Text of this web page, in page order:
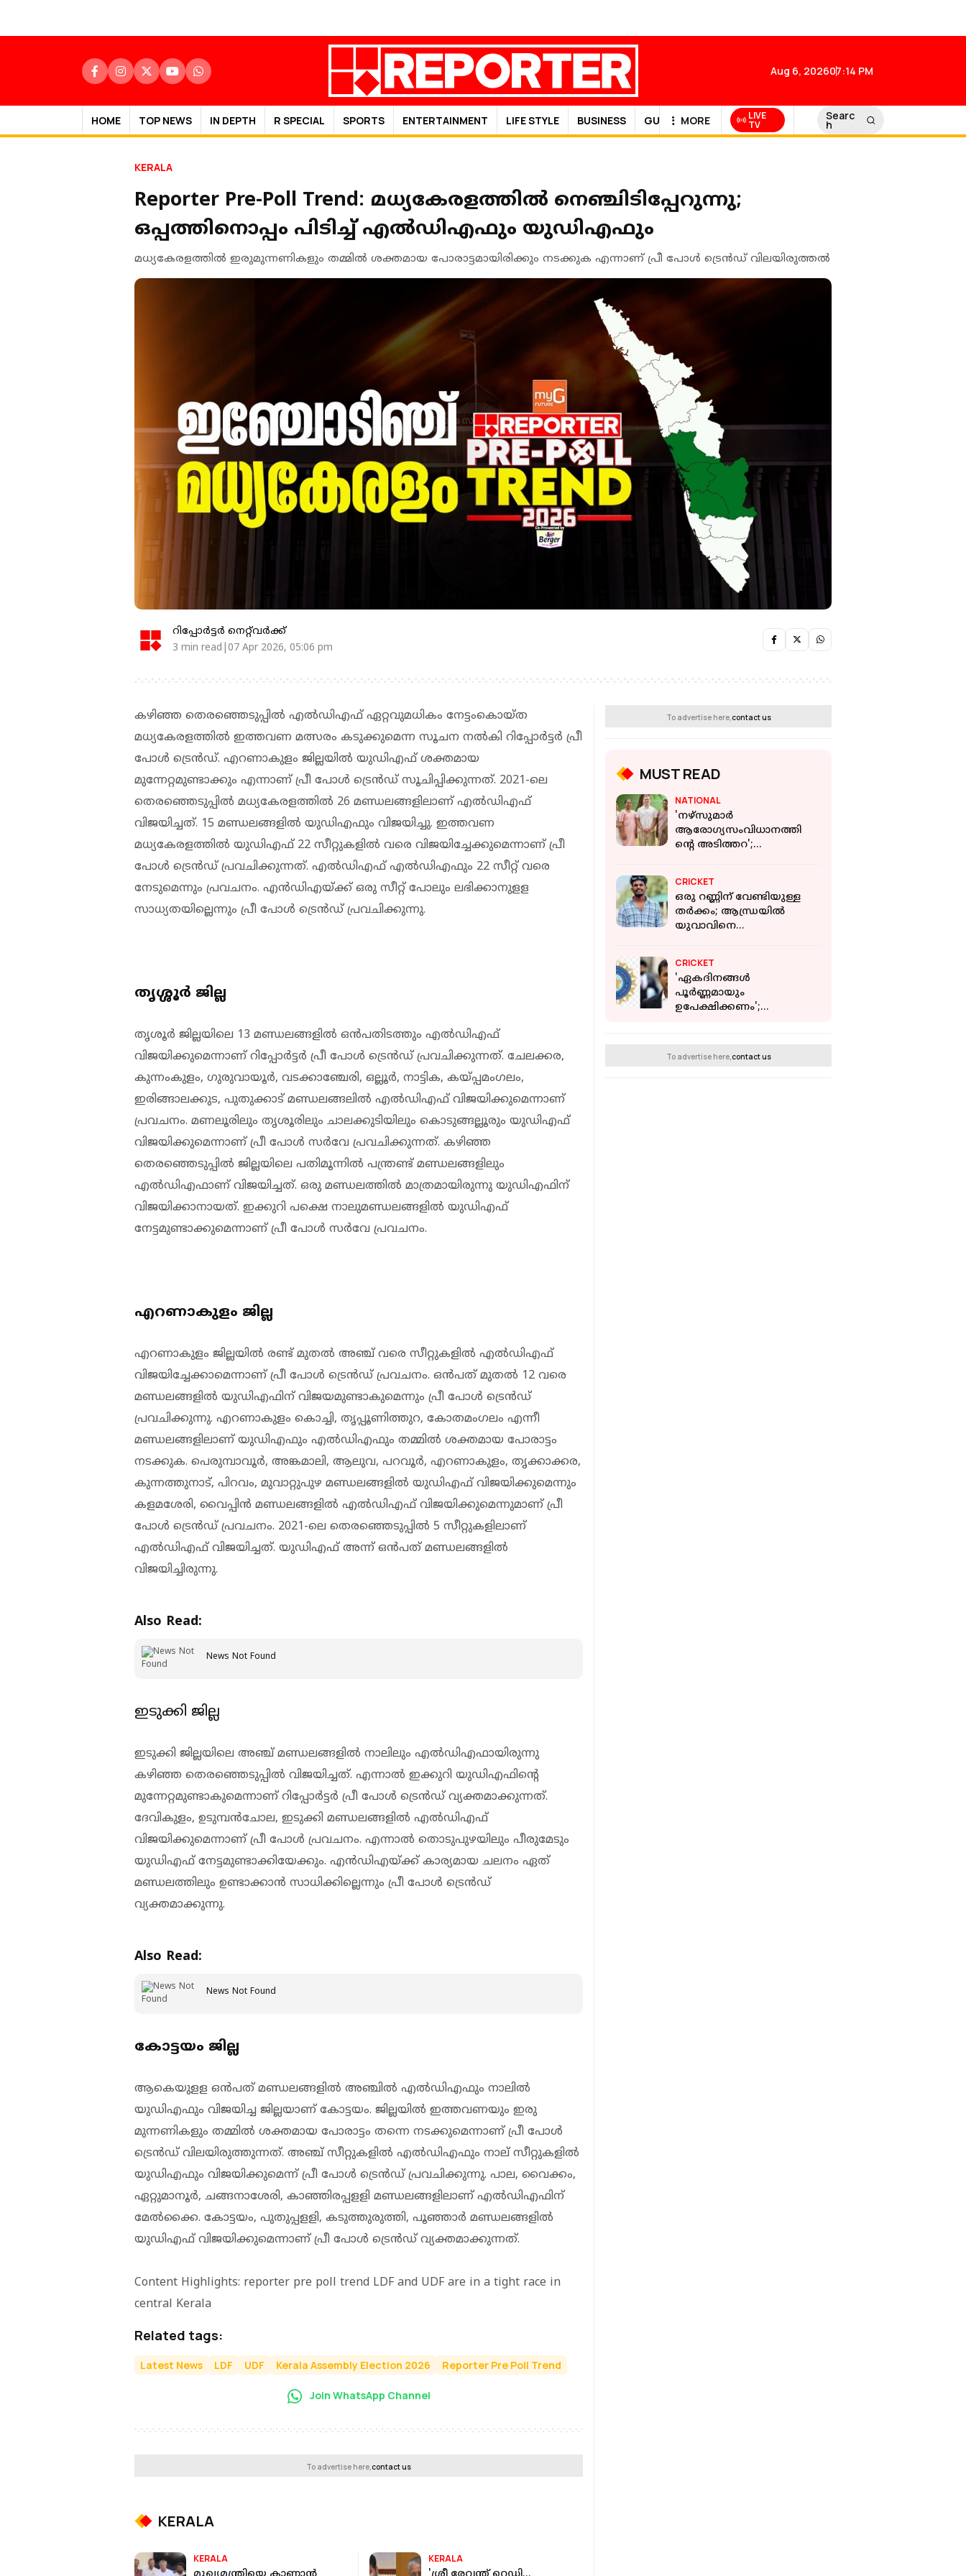
Aug 6, 202607:14 PM
HOME TOP NEWS IN DEPTH R SPECIAL SPORTS ENTERTAINMENT LIFE STYLE BUSINESS GULF NEWS
MORE LIVE
TV
Searc
h
KERALA
Reporter Pre-Poll Trend: മധ്യകേരളത്തിൽ നെഞ്ചിടിപ്പേറുന്നു;
ഒപ്പത്തിനൊപ്പം പിടിച്ച് എൽഡിഎഫും യുഡിഎഫും
മധ്യകേരളത്തിൽ ഇരുമുന്നണികളും തമ്മിൽ ശക്തമായ പോരാട്ടമായിരിക്കും നടക്കുക എന്നാണ് പ്രീ പോൾ ട്രെൻഡ് വിലയിരുത്തൽ
റിപ്പോർട്ടർ നെറ്റ്‌വര്‍ക്ക്‌
3 min read|07 Apr 2026, 05:06 pm
കഴിഞ്ഞ തെരഞ്ഞെടുപ്പില്‍ എല്‍ഡിഎഫ് ഏറ്റവുമധികം നേട്ടംകൊയ്ത
മധ്യകേരളത്തില്‍ ഇത്തവണ മത്സരം കടുക്കുമെന്ന സൂചന നല്‍കി റിപ്പോര്‍ട്ടര്‍ പ്രീ
പോള്‍ ട്രെന്‍ഡ്. എറണാകുളം ജില്ലയിൽ യുഡിഎഫ് ശക്തമായ
മുന്നേറ്റമുണ്ടാക്കും എന്നാണ് പ്രീ പോള്‍ ട്രെന്‍ഡ് സൂചിപ്പിക്കുന്നത്. 2021-ലെ
തെരഞ്ഞെടുപ്പില്‍ മധ്യകേരളത്തില്‍ 26 മണ്ഡലങ്ങളിലാണ് എല്‍ഡിഎഫ്
വിജയിച്ചത്. 15 മണ്ഡലങ്ങളില്‍ യുഡിഎഫും വിജയിച്ചു. ഇത്തവണ
മധ്യകേരളത്തില്‍ യുഡിഎഫ് 22 സീറ്റുകളില്‍ വരെ വിജയിച്ചേക്കുമെന്നാണ് പ്രീ
പോള്‍ ട്രെന്‍ഡ് പ്രവചിക്കുന്നത്. എല്‍ഡിഎഫ് എല്‍ഡിഎഫും 22 സീറ്റ് വരെ
നേടുമെന്നും പ്രവചനം. എന്‍ഡിഎയ്ക്ക് ഒരു സീറ്റ് പോലും ലഭിക്കാനുളള
സാധ്യതയില്ലെന്നും പ്രീ പോള്‍ ട്രെന്‍ഡ് പ്രവചിക്കുന്നു.
തൃശ്ശൂർ ജില്ല
തൃശൂര്‍ ജില്ലയിലെ 13 മണ്ഡലങ്ങളില്‍ ഒന്‍പതിടത്തും എല്‍ഡിഎഫ്
വിജയിക്കുമെന്നാണ് റിപ്പോര്‍ട്ടര്‍ പ്രീ പോള്‍ ട്രെന്‍ഡ് പ്രവചിക്കുന്നത്. ചേലക്കര,
കുന്നംകുളം, ഗുരുവായൂര്‍, വടക്കാഞ്ചേരി, ഒല്ലൂര്‍, നാട്ടിക, കയ്പ്പമംഗലം,
ഇരിങ്ങാലക്കുട, പുതുക്കാട് മണ്ഡലങ്ങലില്‍ എല്‍ഡിഎഫ് വിജയിക്കുമെന്നാണ്
പ്രവചനം. മണലൂരിലും തൃശൂരിലും ചാലക്കുടിയിലും കൊടുങ്ങല്ലൂരും യുഡിഎഫ്
വിജയിക്കുമെന്നാണ് പ്രീ പോള്‍ സര്‍വേ പ്രവചിക്കുന്നത്. കഴിഞ്ഞ
തെരഞ്ഞെടുപ്പില്‍ ജില്ലയിലെ പതിമൂന്നില്‍ പന്ത്രണ്ട് മണ്ഡലങ്ങളിലും
എല്‍ഡിഎഫാണ് വിജയിച്ചത്. ഒരു മണ്ഡലത്തില്‍ മാത്രമായിരുന്നു യുഡിഎഫിന്
വിജയിക്കാനായത്. ഇക്കുറി പക്ഷെ നാലുമണ്ഡലങ്ങളില്‍ യുഡിഎഫ്
നേട്ടമുണ്ടാക്കുമെന്നാണ് പ്രീ പോള്‍ സര്‍വേ പ്രവചനം.
എറണാകുളം ജില്ല
എറണാകുളം ജില്ലയില്‍ രണ്ട് മുതല്‍ അഞ്ച് വരെ സീറ്റുകളില്‍ എല്‍ഡിഎഫ്
വിജയിച്ചേക്കാമെന്നാണ് പ്രീ പോള്‍ ട്രെന്‍ഡ് പ്രവചനം. ഒന്‍പത് മുതല്‍ 12 വരെ
മണ്ഡലങ്ങളില്‍ യുഡിഎഫിന് വിജയമുണ്ടാകുമെന്നും പ്രീ പോള്‍ ട്രെന്‍ഡ്
പ്രവചിക്കുന്നു. എറണാകുളം കൊച്ചി, തൃപ്പൂണിത്തുറ, കോതമംഗലം എന്നീ
മണ്ഡലങ്ങളിലാണ് യുഡിഎഫും എല്‍ഡിഎഫും തമ്മില്‍ ശക്തമായ പോരാട്ടം
നടക്കുക. പെരുമ്പാവൂര്‍, അങ്കമാലി, ആലുവ, പറവൂര്‍, എറണാകുളം, തൃക്കാക്കര,
കുന്നത്തുനാട്, പിറവം, മുവാറ്റുപുഴ മണ്ഡലങ്ങളില്‍ യുഡിഎഫ് വിജയിക്കുമെന്നും
കളമശേരി, വൈപ്പിന്‍ മണ്ഡലങ്ങളില്‍ എല്‍ഡിഎഫ് വിജയിക്കുമെന്നുമാണ് പ്രീ
പോള്‍ ട്രെന്‍ഡ് പ്രവചനം. 2021-ലെ തെരഞ്ഞെടുപ്പില്‍ 5 സീറ്റുകളിലാണ്
എല്‍ഡിഎഫ് വിജയിച്ചത്. യുഡിഎഫ് അന്ന് ഒന്‍പത് മണ്ഡലങ്ങളില്‍
വിജയിച്ചിരുന്നു.
Also Read:
News Not Found
ഇടുക്കി ജില്ല
ഇടുക്കി ജില്ലയിലെ അഞ്ച് മണ്ഡലങ്ങളില്‍ നാലിലും എല്‍ഡിഎഫായിരുന്നു
കഴിഞ്ഞ തെരഞ്ഞെടുപ്പില്‍ വിജയിച്ചത്. എന്നാല്‍ ഇക്കുറി യുഡിഎഫിന്റെ
മുന്നേറ്റമുണ്ടാകുമെന്നാണ് റിപ്പോര്‍ട്ടര്‍ പ്രീ പോള്‍ ട്രെന്‍ഡ് വ്യക്തമാക്കുന്നത്.
ദേവികുളം, ഉടുമ്പന്‍ചോല, ഇടുക്കി മണ്ഡലങ്ങളില്‍ എല്‍ഡിഎഫ്
വിജയിക്കുമെന്നാണ് പ്രീ പോള്‍ പ്രവചനം. എന്നാല്‍ തൊടുപുഴയിലും പീരുമേടും
യുഡിഎഫ് നേട്ടമുണ്ടാക്കിയേക്കും. എന്‍ഡിഎയ്ക്ക് കാര്യമായ ചലനം ഏത്
മണ്ഡലത്തിലും ഉണ്ടാക്കാന്‍ സാധിക്കില്ലെന്നും പ്രീ പോള്‍ ട്രെന്‍ഡ്
വ്യക്തമാക്കുന്നു.
Also Read:
News Not Found
കോട്ടയം ജില്ല
ആകെയുളള ഒന്‍പത് മണ്ഡലങ്ങളില്‍ അഞ്ചില്‍ എല്‍ഡിഎഫും നാലില്‍
യുഡിഎഫും വിജയിച്ച ജില്ലയാണ് കോട്ടയം. ജില്ലയില്‍ ഇത്തവണയും ഇരു
മുന്നണികളും തമ്മില്‍ ശക്തമായ പോരാട്ടം തന്നെ നടക്കുമെന്നാണ് പ്രീ പോള്‍
ട്രെന്‍ഡ് വിലയിരുത്തുന്നത്. അഞ്ച് സീറ്റുകളില്‍ എല്‍ഡിഎഫും നാല് സീറ്റുകളില്‍
യുഡിഎഫും വിജയിക്കുമെന്ന് പ്രീ പോള്‍ ട്രെന്‍ഡ് പ്രവചിക്കുന്നു. പാല, വൈക്കം,
ഏറ്റുമാനൂര്‍, ചങ്ങനാശേരി, കാഞ്ഞിരപ്പളളി മണ്ഡലങ്ങളിലാണ് എല്‍ഡിഎഫിന്
മേല്‍ക്കൈ. കോട്ടയം, പുതുപ്പളളി, കടുത്തുരുത്തി, പൂഞ്ഞാര്‍ മണ്ഡലങ്ങളില്‍
യുഡിഎഫ് വിജയിക്കുമെന്നാണ് പ്രീ പോള്‍ ട്രെന്‍ഡ് വ്യക്തമാക്കുന്നത്.
Content Highlights: reporter pre poll trend LDF and UDF are in a tight race in
central Kerala
Related tags:
Latest News LDF UDF Kerala Assembly Election 2026 Reporter Pre Poll Trend
Join WhatsApp Channel
To advertise here,contact us
KERALA
KERALA
KERALA
To advertise here, contact us
MUST READ
NATIONAL
'നഴ്‌സുമാർ
ആരോഗ്യസംവിധാനത്തി
ന്റെ അടിത്തറ';
കൂടിക്കാഴ്ച്ച നടത്തി
രാഹുൽ ഗാന്ധി
CRICKET
ഒരു റണ്ണിന് വേണ്ടിയുള്ള
തർക്കം; ആന്ധ്രയിൽ
യുവാവിനെ
ചികിത്സയിൽ
CRICKET
'ഏകദിനങ്ങള്‍
പൂർണ്ണമായും
ഉപേക്ഷിക്കണം';
To advertise here, contact us